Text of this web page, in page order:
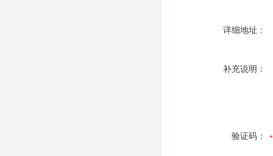
详细地址：
补充说明：
验证码：